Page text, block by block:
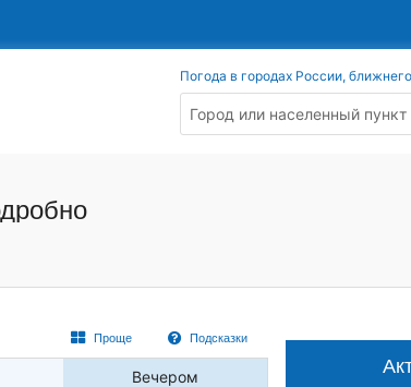
Погода в городах России,
Проще Подсказки
Вечером